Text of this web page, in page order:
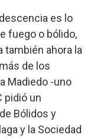
es lo
fuego o bólido,
también ahora la
de los
Madiedo -uno
pidió un
Bólidos y
y la Sociedad